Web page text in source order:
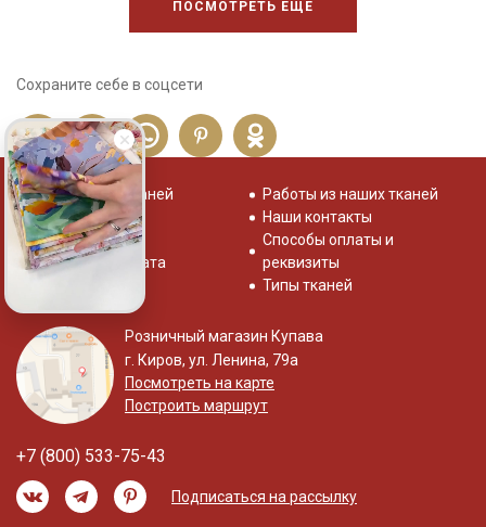
ПОСМОТРЕТЬ ЕЩЕ
Сохраните себе в соцсети
Распродажа тканей
Отзывы о нас
Система скидок
Доставка и оплата
Работы из наших тканей
Наши контакты
Способы оплаты и
реквизиты
Типы тканей
Розничный магазин Купава
г. Киров, ул. Ленина, 79а
Посмотреть на карте
Построить маршрут
+7 (800) 533-75-43
Подписаться на рассылку